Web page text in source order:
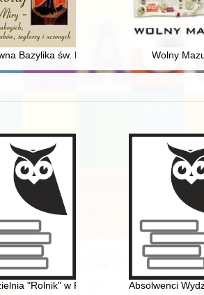
Bazylika św. Mikołaja w Gdańsku -
Wolny
: polâk, êvropeêc', deržavnij dìâč, mitec'
służb mundurowych w czasie II wojny
"Rolnik" w Pobiedziskach od 1945 r. :
Absolwenci